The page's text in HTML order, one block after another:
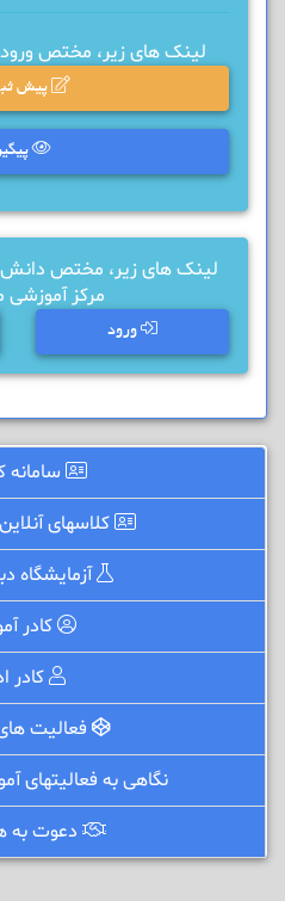
لینک های زیر، مختص
پیش
لینک های زیر، مختص دانش
مرکز آموزشی
ورود
سامانه
کلاسهای
آزمایشگاه
کادر
کادر
فعالیت
نگاهی به فعالیتهای
دعوت به